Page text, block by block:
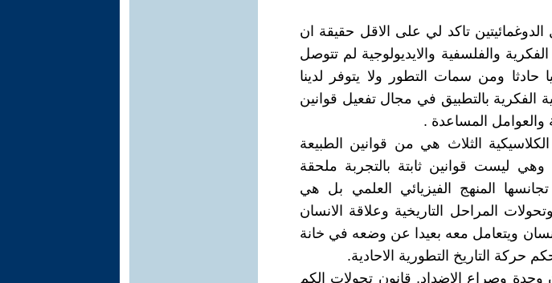
تاكد لي على الاقل حقيقة ان
والفلسفية والايديولوجية لم تتوصل
حادثا ومن سمات التطور ولا يتوفر لدينا
الفكرية بالتطبيق في مجال تفعيل قوانين
المساعدة .
الثلاث هي من قوانين الطبيعة
وهي ليست قوانين ثابتة بالتجربة ملحقة
تجانسها المنهج الفيزيائي العلمي بل هي
المراحل التاريخية وعلاقة الانسان
ويتعامل معه بعيدا عن وضعه في خانة
حركة التاريخ التطورية الاحادية.
وحدة وصراع الاضداد, قانون تحولات الكم